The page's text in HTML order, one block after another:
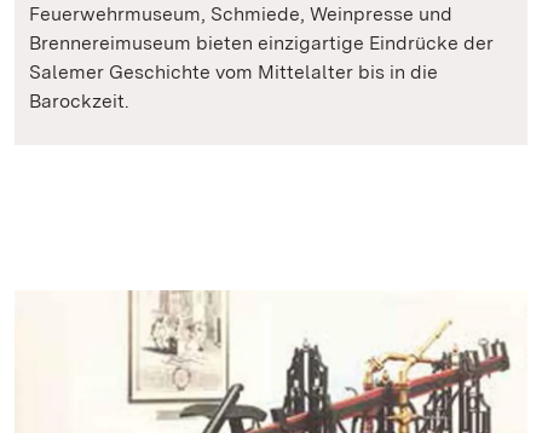
Feuerwehrmuseum, Schmiede, Weinpresse und
Brennereimuseum bieten einzigartige Eindrücke der
Salemer Geschichte vom Mittelalter bis in die
Barockzeit.